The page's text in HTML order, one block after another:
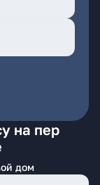
на пер
дом